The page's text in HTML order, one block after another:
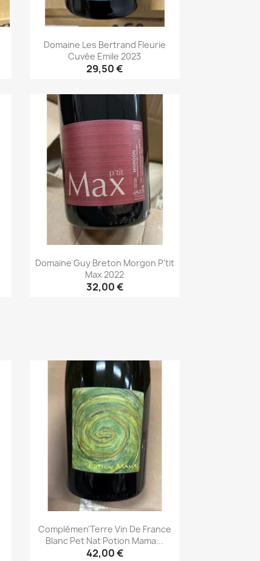
Domaine Les Bertrand Fleurie
Cuvée Emile 2023
29,50 €
Aperçu rapide
Domaine Guy Breton Morgon P'tit
Max 2022
32,00 €
Complémen'Terre Vin De France
Blanc Pet Nat Potion Mama...
42,00 €